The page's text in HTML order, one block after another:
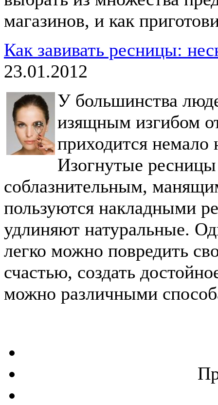
магазинов, и как
Как завивать ресницы:
23.01.2012
У большинства
изящным изгибом
приходится немало
Изогнутые ресницы
соблазнительным,
пользуются накладными
удлиняют натуральные.
легко можно повредить
счастью, создать
можно различными